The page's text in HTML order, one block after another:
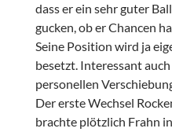
dass er ein sehr guter
gucken, ob er Chancen
Seine Position wird ja
besetzt. Interessant
personellen
Der erste Wechsel
brachte plötzlich Frahn